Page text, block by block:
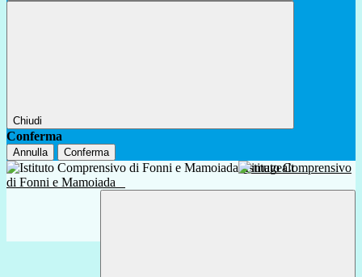
Chiudi
Conferma
Annulla Conferma
Istituto Comprensivo
di Fonni e Mamoiada